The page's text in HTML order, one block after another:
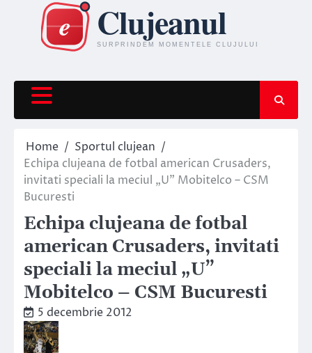
content
Home
Sportul clujean
Echipa clujeana de fotbal american Crusaders,
invitati speciali la meciul „U” Mobitelco – CSM
Bucuresti
Echipa clujeana de fotbal
american Crusaders, invitati
speciali la meciul „U”
Mobitelco – CSM Bucuresti
5 decembrie 2012